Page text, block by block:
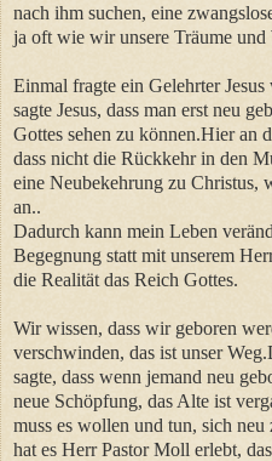
nach ihm suchen, eine
ja oft wie wir unsere Träume
Einmal fragte ein Gelehrter
sagte Jesus, dass man erst neu
Gottes sehen zu können.Hier an
dass nicht die Rückkehr in den
eine Neubekehrung zu Christus,
an..
Dadurch kann mein Leben
Begegnung statt mit unserem
die Realität das Reich Gottes.
Wir wissen, dass wir geboren
verschwinden, das ist unser
sagte, dass wenn jemand neu
neue Schöpfung, das Alte ist
muss es wollen und tun, sich neu
hat es Herr Pastor Moll erlebt,